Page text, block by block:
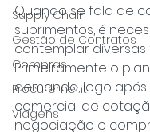
Supply Chain
Gestão de Contratos
Compras
Procurement
Viagens
Quando se fala de
suprimentos, é
contemplar diversas
Primeiramente o
demanda, logo
comercial de
negociação e